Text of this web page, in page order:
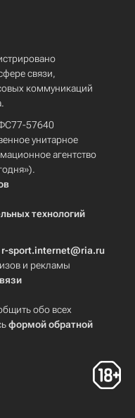
связи,
коммуникаций
57640
унитарное
агентство
технологий
r-sport.internet@ria.ru
и рекламы
обо всех
формой обратной